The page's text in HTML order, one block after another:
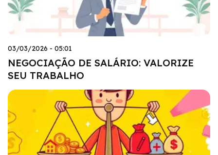
03/03/2026 - 05:01
NEGOCIAÇÃO DE SALÁRIO: VALORIZE
SEU TRABALHO